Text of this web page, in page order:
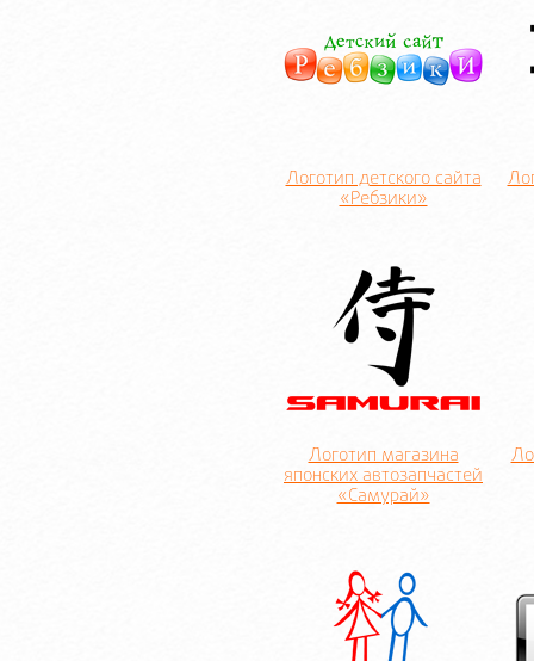
Логотип детского сайта
«Ребзики»
Логотип магазина
японских автозапчастей
«Самурай»